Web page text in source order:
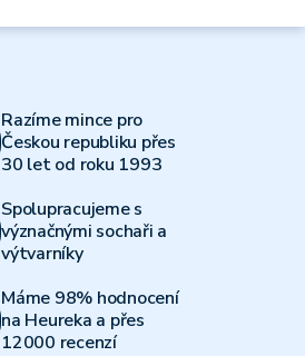
Razíme mince pro
Českou republiku přes
30 let od roku 1993
Spolupracujeme s
význačnými sochaři a
výtvarníky
Máme 98% hodnocení
na Heureka a přes
12000 recenzí